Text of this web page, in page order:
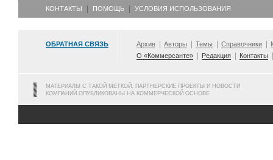
КОНТАКТЫ ПОМОЩЬ УСЛОВИЯ ИСПОЛЬЗОВАНИЯ
ОБРАТНАЯ СВЯЗЬ Архив Авторы Темы Справочники
О «Коммерсанте»
Редакция Контакты
МАТЕРИАЛЫ С ТАКОЙ МЕТКОЙ, ПАРТНЕРСКИЕ ПРОЕКТЫ И НОВОСТИ
КОМПАНИЙ ОПУБЛИКОВАНЫ НА КОММЕРЧЕСКОЙ ОСНОВЕ